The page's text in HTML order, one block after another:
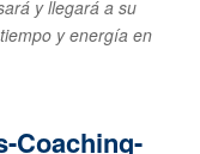
y llegará a su
y energía en